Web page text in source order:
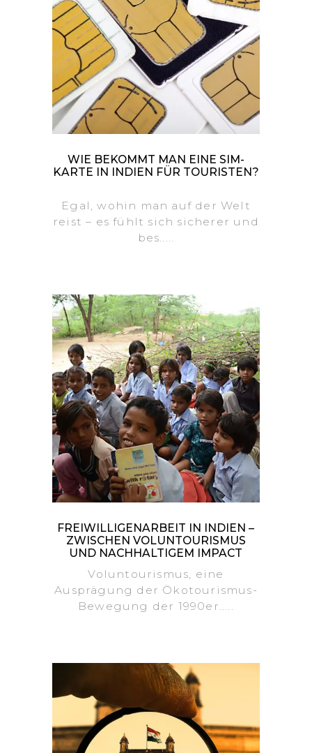
WIE BEKOMMT MAN EINE SIM-
KARTE IN INDIEN FÜR TOURISTEN?
Egal, wohin man auf der Welt
reist – es fühlt sich sicherer und
bes.....
FREIWILLIGENARBEIT IN INDIEN –
ZWISCHEN VOLUNTOURISMUS
UND NACHHALTIGEM IMPACT
Voluntourismus, eine
Ausprägung der Ökotourismus-
Bewegung der 1990er.....